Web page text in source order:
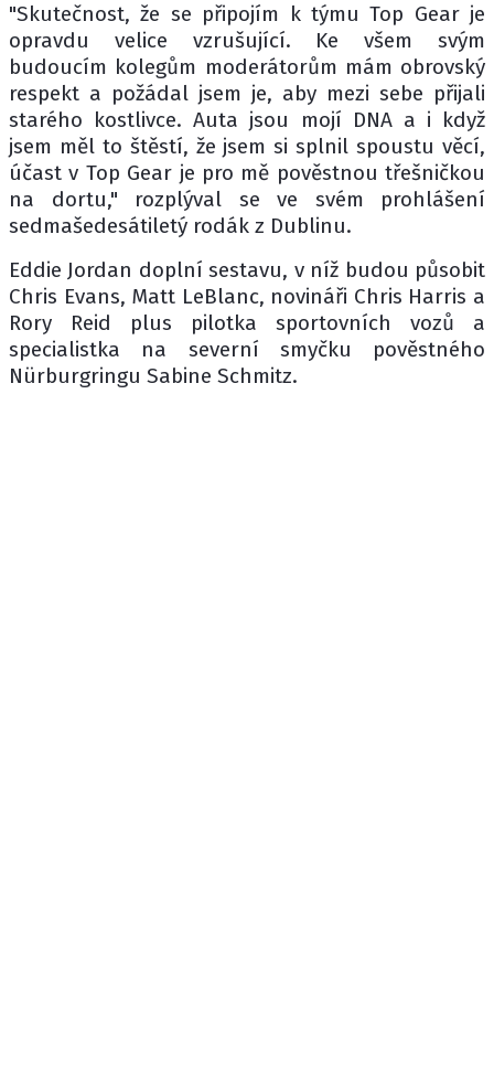
"Skutečnost, že se připojím k týmu Top Gear je
opravdu velice vzrušující. Ke všem svým
budoucím kolegům moderátorům mám obrovský
respekt a požádal jsem je, aby mezi sebe přijali
starého kostlivce. Auta jsou mojí DNA a i když
jsem měl to štěstí, že jsem si splnil spoustu věcí,
účast v Top Gear je pro mě pověstnou třešničkou
na dortu," rozplýval se ve svém prohlášení
sedmašedesátiletý rodák z Dublinu.
Eddie Jordan doplní sestavu, v níž budou působit
Chris Evans, Matt LeBlanc, novináři Chris Harris a
Rory Reid plus pilotka sportovních vozů a
specialistka na severní smyčku pověstného
Nürburgringu Sabine Schmitz.